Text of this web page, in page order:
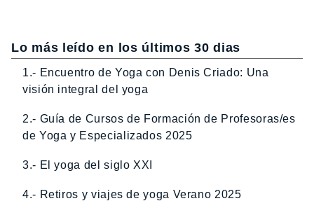
Lo más leído en los últimos 30 dias
1.- Encuentro de Yoga con Denis Criado: Una
visión integral del yoga
2.- Guía de Cursos de Formación de Profesoras/es
de Yoga y Especializados 2025
3.- El yoga del siglo XXI
4.- Retiros y viajes de yoga Verano 2025